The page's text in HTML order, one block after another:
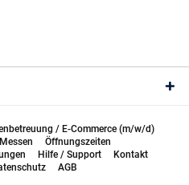
/ E-Commerce (m/w/d)
Öffnungszeiten
Hilfe / Support
Kontakt
AGB